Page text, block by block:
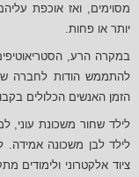
מסוימים, ואז אוכפת
יותר או פחות.
במקרה הרע,
להתממש הודות לחברה
הזמן האנשים הכלולים
לילד שחור משכונת עוני,
לילד לבן משכונה
ציוד אלקטרוני ולימודים